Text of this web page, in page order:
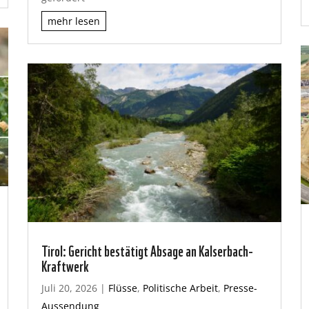
mehr lesen
Tirol: Gericht bestätigt Absage an Kalserbach-
Kraftwerk
Juli 20, 2026| Flüsse, Politische Arbeit, Presse-
Aussendung